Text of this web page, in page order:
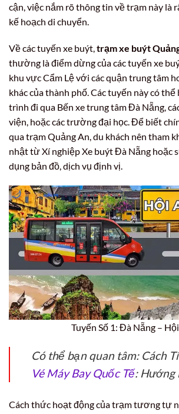
cận, việc nắm rõ thông tin về trạm này là
kế hoạch di chuyển.
Về các tuyến xe buýt,trạm xe buýt
thường là điểm dừng của các tuyến xe
khu vực Cẩm Lệ với các quận trung tâm
khác của thành phố. Các tuyến này có thể
trình đi qua Bến xe trung tâm Đà Nẵng,
viện, hoặc các trường đại học. Để biết
qua trạm Quảng An, du khách nên tham
nhật từ Xí nghiệp Xe buýt Đà Nẵng hoặc
dụng bản đồ, dịch vụ định vị.
Tuyến Số 1: Đà Nẵng –
Có thể bạn quan tâm: Cách
Vé Máy Bay Quốc Tế: Hướng
Cách thức hoạt động của trạm tương tự